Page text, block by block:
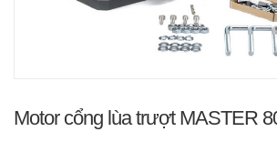
Motor cổng lùa trượt MASTER